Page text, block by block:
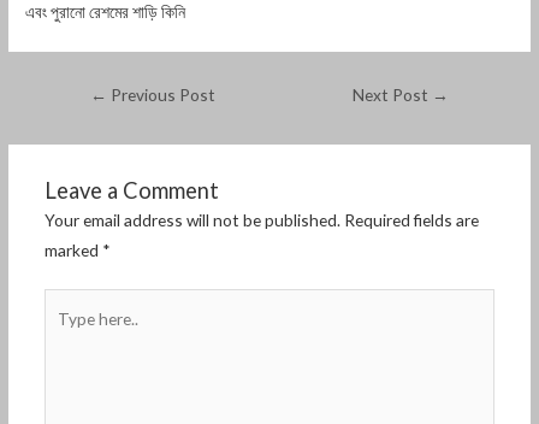
এবং পুরানো রেশমের শাড়ি কিনি
← Previous Post Next Post →
Leave a Comment
Your email address will not be published. Required fields are
marked *
here..